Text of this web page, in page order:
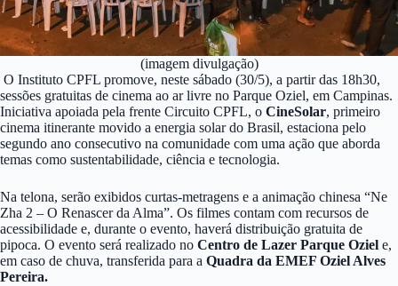
(imagem divulgação)
O Instituto CPFL promove, neste sábado (30/5), a partir das 18h30,
sessões gratuitas de cinema ao ar livre no Parque Oziel, em Campinas.
Iniciativa apoiada pela frente Circuito CPFL, o CineSolar, primeiro
cinema itinerante movido a energia solar do Brasil, estaciona pelo
segundo ano consecutivo na comunidade com uma ação que aborda
temas como sustentabilidade, ciência e tecnologia.
Na telona, serão exibidos curtas-metragens e a animação chinesa “Ne
Zha 2 – O Renascer da Alma”. Os filmes contam com recursos de
acessibilidade e, durante o evento, haverá distribuição gratuita de
pipoca. O evento será realizado no Centro de Lazer Parque Oziel e,
em caso de chuva, transferida para a Quadra da EMEF Oziel Alves
Pereira.